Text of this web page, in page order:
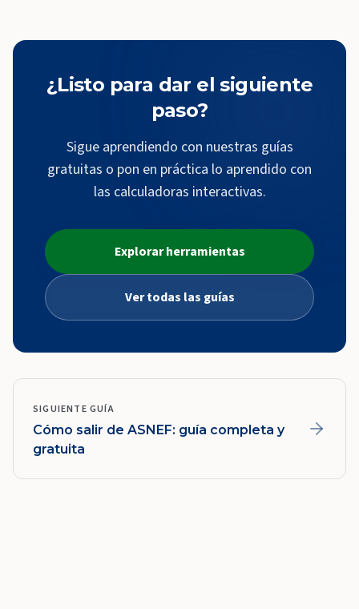
¿Listo para dar el siguiente
paso?
Sigue aprendiendo con nuestras guías
gratuitas o pon en práctica lo aprendido con
las calculadoras interactivas.
Explorar herramientas
Ver todas las guías
SIGUIENTE GUÍA
Cómo salir de ASNEF: guía completa y
gratuita